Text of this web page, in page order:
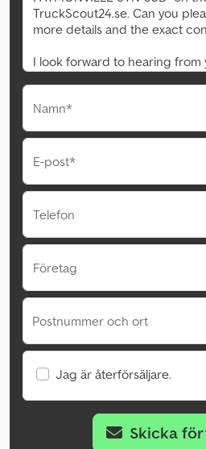
Namn*
E-post*
Telefon
Företag
Postnummer och ort
Jag är återförsäljare.
Skicka